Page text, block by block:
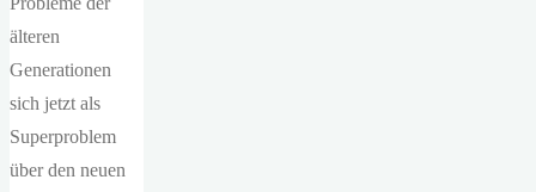
älteren
Generationen
sich jetzt als
Superproblem
über den neuen